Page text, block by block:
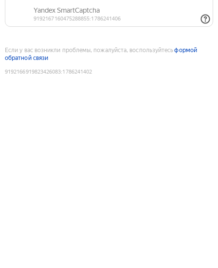
Если у вас возникли проблемы, пожалуйста, воспользуйтесьформой
обратной связи
9192166919823426083:1786241402